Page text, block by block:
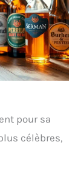
pour sa
célèbres,